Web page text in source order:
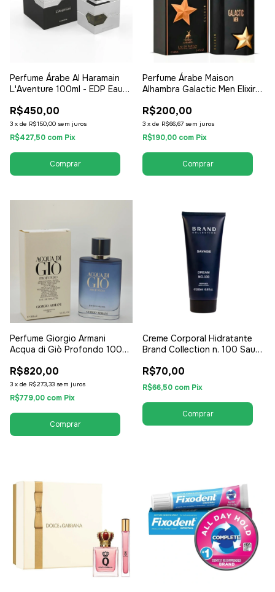
Perfume Árabe Al Haramain
L'Aventure 100ml - EDP Eau
R$450,00
3 x de R$150,00 sem juros
R$427,50 com Pix
Perfume Árabe Maison
Alhambra Galactic Men Elixir
Masculino
R$200,00
3 x de R$66,67 sem juros
R$190,00 com Pix
Perfume Giorgio Armani
Acqua di Giò Profondo 100ml
Tester - Masculino
R$820,00
3 x de R$273,33 sem juros
R$779,00 com Pix
Creme Corporal Hidratante
Brand Collection n. 100 Sauva
200ml - Masculino
R$70,00
R$66,50 com Pix